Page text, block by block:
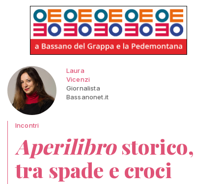
Laura
Vicenzi
Giornalista
Bassanonet.it
Incontri
Aperilibrostorico,
tra spade e croci